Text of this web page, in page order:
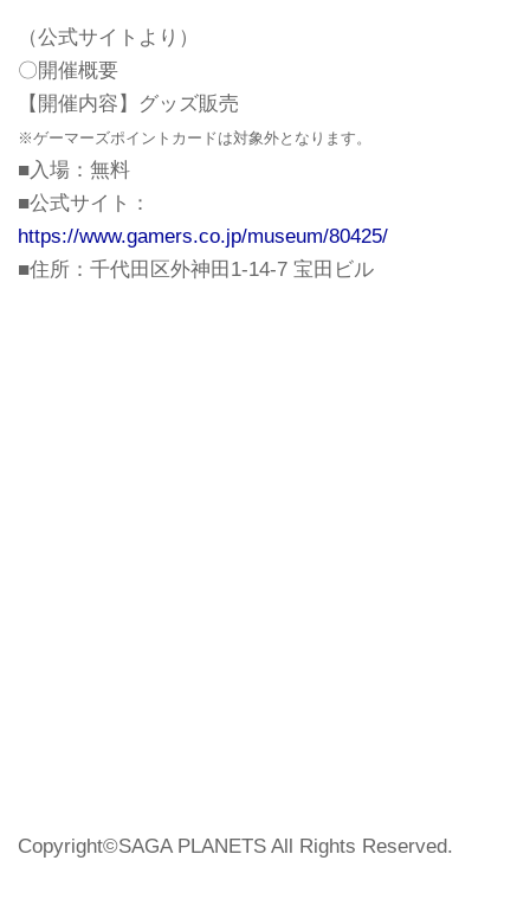
（公式サイトより）
〇開催概要
【開催内容】グッズ販売
※ゲーマーズポイントカードは対象外となります。
■入場：無料
■公式サイト：
https://www.gamers.co.jp/museum/80425/
■住所：千代田区外神田1-14-7 宝田ビル
Copyright©SAGA PLANETS All Rights Reserved.